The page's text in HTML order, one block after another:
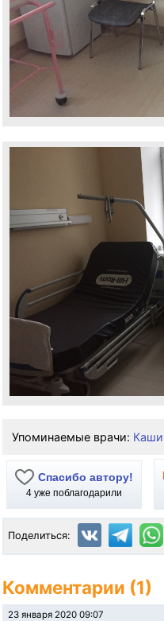
Упоминаемые врачи:
Спасибо автору!
4 уже поблагодарили
Поделиться:
Комментарии (1)
23 января 2020 09:07